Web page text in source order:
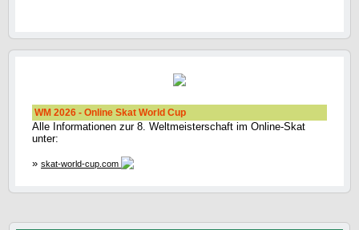
WM 2026 - Online Skat World Cup
Alle Informationen zur 8. Weltmeisterschaft im Online-Skat
unter:
» skat-world-cup.com